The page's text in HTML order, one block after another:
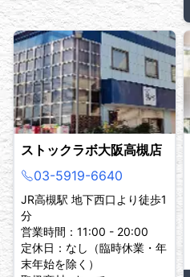
ストックラボ大阪高槻店
03-5919-6640
JR高槻駅 地下西口より徒歩1
分
営業時間：11:00 - 20:00
定休日：なし（臨時休業・年
末年始を除く）